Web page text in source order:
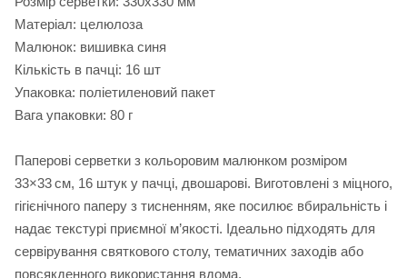
Матеріал: целюлоза
Малюнок: вишивка синя
Кількість в пачці: 16 шт
Упаковка: поліетиленовий пакет
Вага упаковки: 80 г
Паперові серветки з кольоровим малюнком розміром
33×33 см, 16 штук у пачці, двошарові. Виготовлені з міцного,
гігієнічного паперу з тисненням, яке посилює вбиральність і
надає текстурі приємної м’якості. Ідеально підходять для
сервірування святкового столу, тематичних заходів або
повсякденного використання вдома.